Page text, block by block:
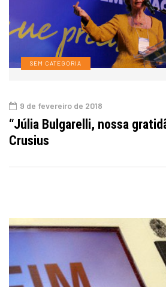
SEM CATEGORIA
9 de fevereiro de 2018
“Júlia Bulgarelli, nossa
Crusius